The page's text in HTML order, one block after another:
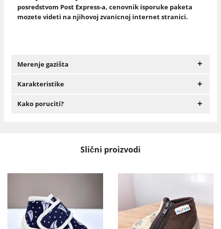
posredstvom Post Express-a, cenovnik isporuke paketa
mozete videti na njihovoj zvanicnoj internet stranici.
Merenje gazišta +
Karakteristike +
Kako poruciti? +
Slični proizvodi